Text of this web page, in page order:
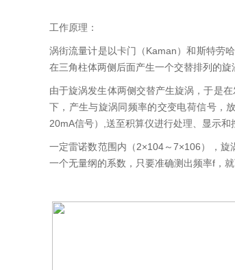
工作原理：
涡街流量计是以卡门（Kaman）和斯特劳
在三角柱体两侧后面产生一个交替排列的旋
由于旋涡发生体两侧交替产生旋涡，于是
下，产生与旋涡同频率的交变电荷信号，
20mA信号）,送至积算仪进行处理、显示和
一定雷诺数范围内（2×104～7×106），旋
一个无量纲的系数，只要准确测出频率f，